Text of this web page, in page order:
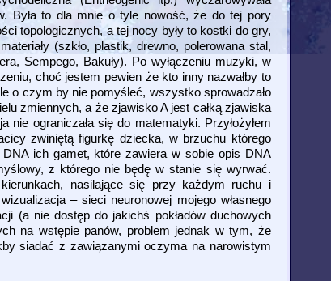
Była to dla mnie o tyle nowość, że do tej pory
topologicznych, a tej nocy były to kostki do gry,
(szkło, plastik, drewno, polerowana stal,
Sempego, Bakuły). Po wyłączeniu muzyki, w
choć jestem pewien że kto inny nazwałby to
o czym by nie pomyśleć, wszystko sprowadzało
zmiennych, a że zjawisko A jest całką zjawiska
ograniczała się do matematyki. Przyłożyłem
zwiniętą figurkę dziecka, w brzuchu którego
DNA ich gamet, które zawiera w sobie opis DNA
z którego nie będę w stanie się wyrwać.
kierunkach, nasilające się przy każdym ruchu i
– sieci neuronowej mojego własnego
(a nie dostęp do jakichś pokładów duchowych
na wstępie panów, problem jednak w tym, że
siadać z zawiązanymi oczyma na narowistym